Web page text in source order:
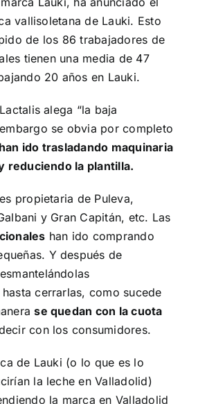
vallisoletana de Lauki. Esto
de los 86 trabajadores de
tienen una media de 47
20 años en Lauki.
alega “la baja
se obvia por completo
han ido trasladando maquinaria
reduciendo la plantilla.
propietaria de Puleva,
y Gran Capitán, etc. Las
han ido comprando
Y después de
cerrarlas, como sucede
se quedan con la cuota
con los consumidores.
de Lauki (o lo que es lo
la leche en Valladolid)
la marca en Valladolid